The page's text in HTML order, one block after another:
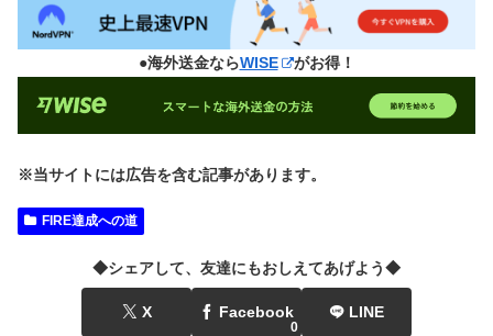
●海外送金ならWISE がお得！
※当サイトには広告を含む記事があります。
FIRE達成への道
◆シェアして、友達にもおしえてあげよう◆
X Facebook
0
LINE